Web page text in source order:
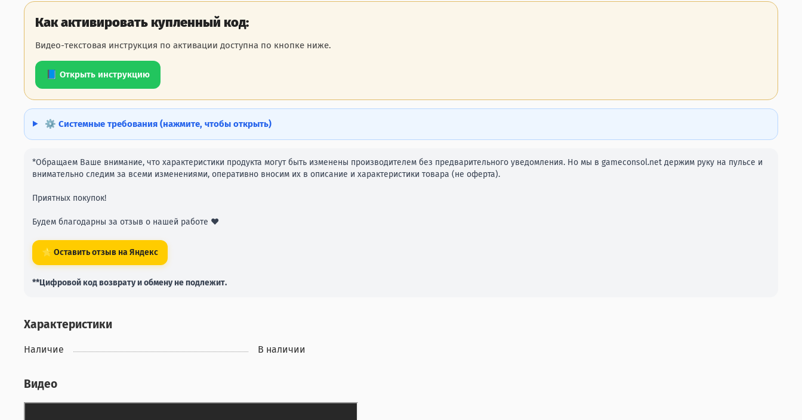
Как активировать купленный код:
Видео-текстовая инструкция по активации доступна по кнопке ниже.
📘 Открыть инструкцию
⚙️ Системные требования (нажмите, чтобы открыть)
*Обращаем Ваше внимание, что характеристики продукта могут быть изменены производителем без предварительного уведомления. Но мы в gameconsol.net держим руку на пульсе и
внимательно следим за всеми изменениями, оперативно вносим их в описание и характеристики товара (не оферта).
Приятных покупок!
Будем благодарны за отзыв о нашей работе ❤️
⭐ Оставить отзыв на Яндекс
**Цифровой код возврату и обмену не подлежит.
Характеристики
Наличие В наличии
Видео